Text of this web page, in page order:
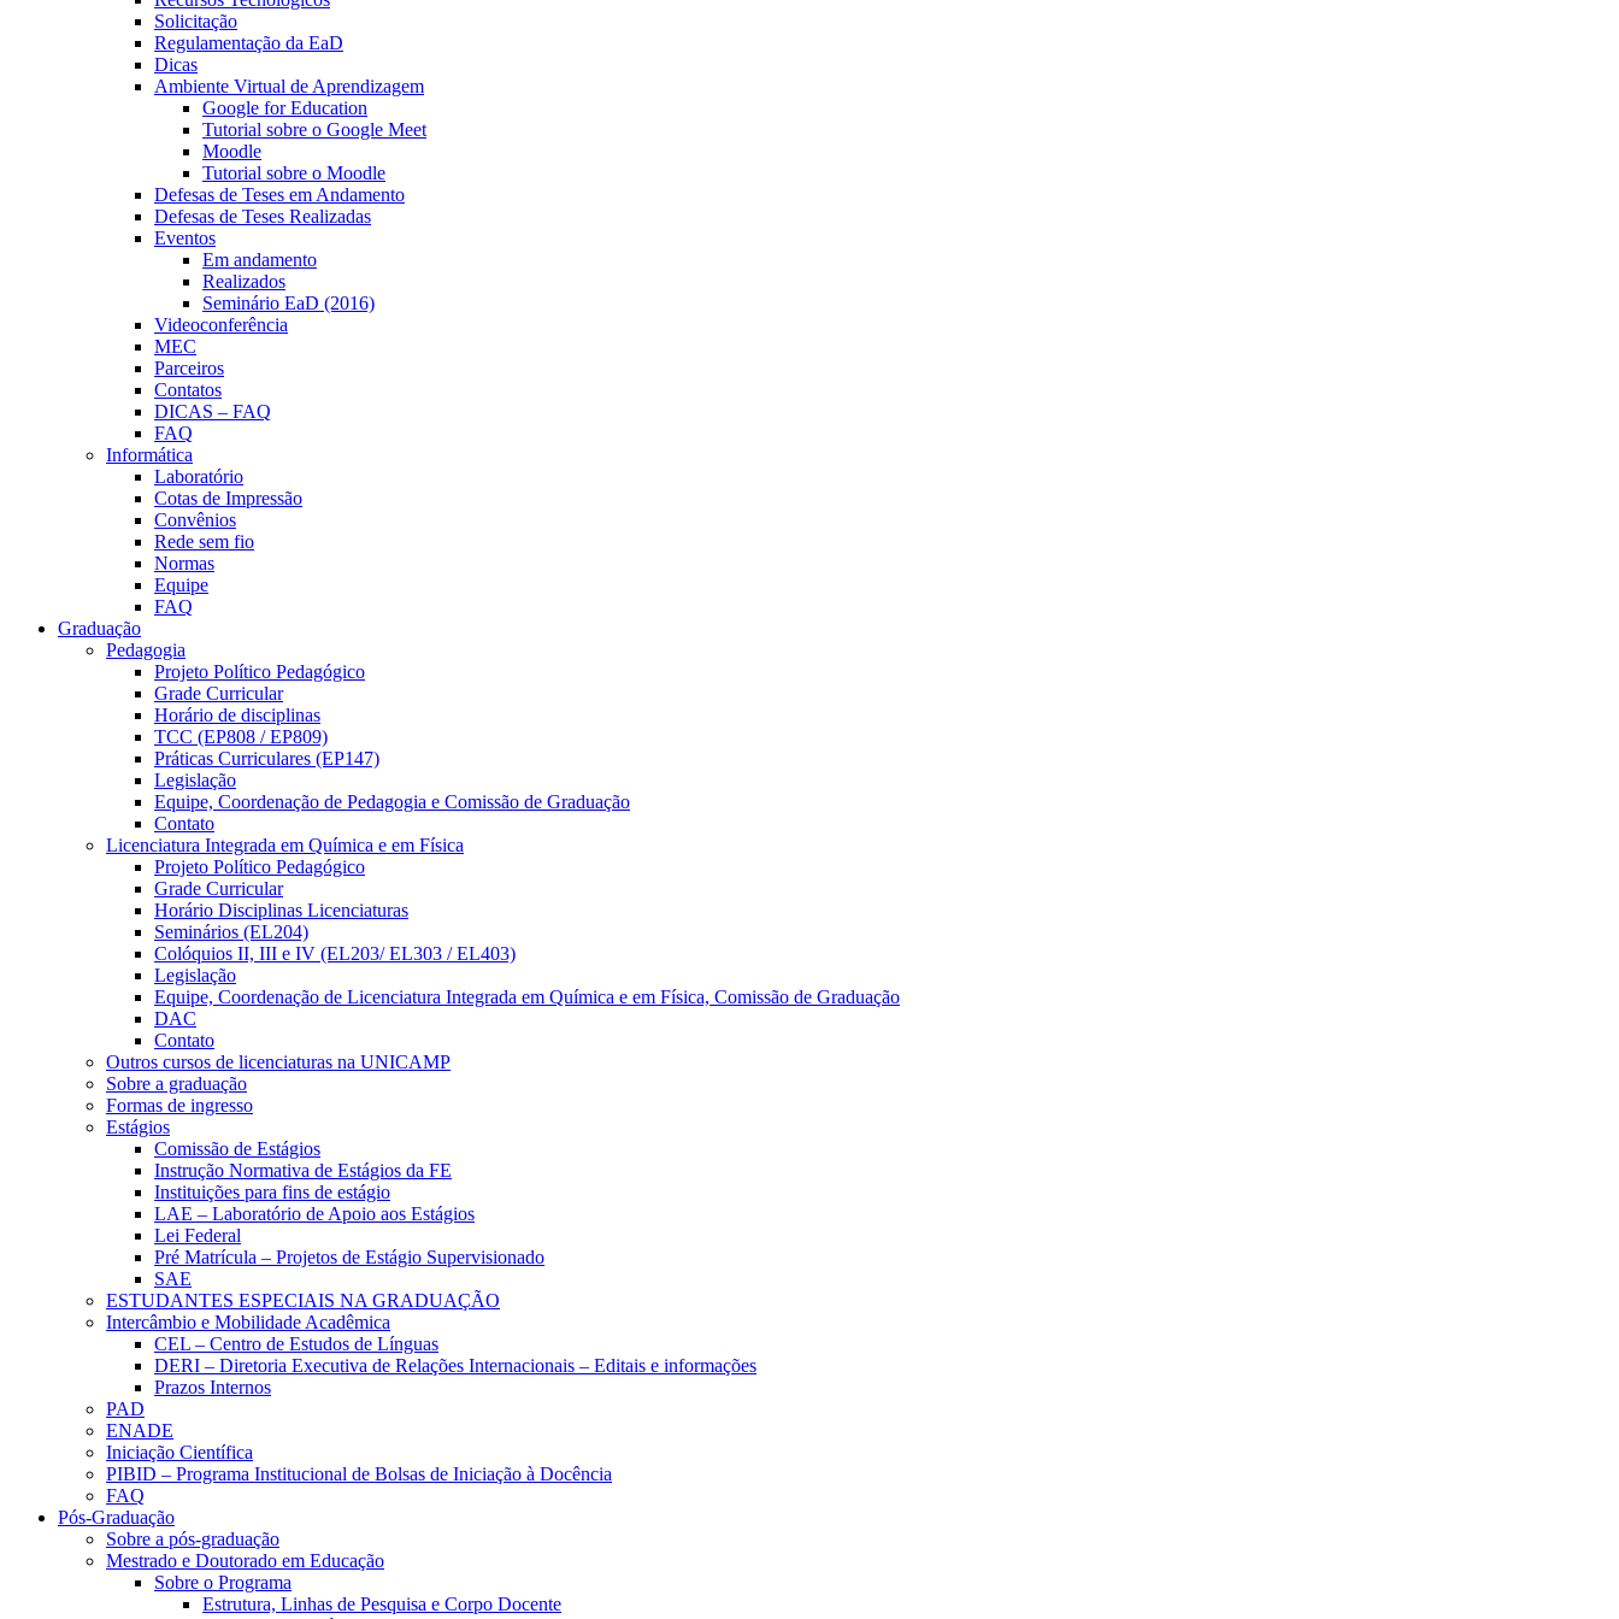
Solicitação
Regulamentação da EaD
Dicas
Ambiente Virtual de Aprendizagem
Google for Education
Tutorial sobre o Google Meet
Moodle
Tutorial sobre o Moodle
Defesas de Teses em Andamento
Defesas de Teses Realizadas
Eventos
Em andamento
Realizados
Seminário EaD (2016)
Videoconferência
MEC
Parceiros
Contatos
DICAS – FAQ
FAQ
Informática
Laboratório
Cotas de Impressão
Convênios
Rede sem fio
Normas
Equipe
FAQ
Graduação
Pedagogia
Projeto Político Pedagógico
Grade Curricular
Horário de disciplinas
TCC (EP808 / EP809)
Práticas Curriculares (EP147)
Legislação
Equipe, Coordenação de Pedagogia e Comissão de Graduação
Contato
Licenciatura Integrada em Química e em Física
Projeto Político Pedagógico
Grade Curricular
Horário Disciplinas Licenciaturas
Seminários (EL204)
Colóquios II, III e IV (EL203/ EL303 / EL403)
Legislação
Equipe, Coordenação de Licenciatura Integrada em Química e em Física, Comissão de Graduação
DAC
Contato
Outros cursos de licenciaturas na UNICAMP
Sobre a graduação
Formas de ingresso
Estágios
Comissão de Estágios
Instrução Normativa de Estágios da FE
Instituições para fins de estágio
LAE – Laboratório de Apoio aos Estágios
Lei Federal
Pré Matrícula – Projetos de Estágio Supervisionado
SAE
ESTUDANTES ESPECIAIS NA GRADUAÇÃO
Intercâmbio e Mobilidade Acadêmica
CEL – Centro de Estudos de Línguas
DERI – Diretoria Executiva de Relações Internacionais – Editais e informações
Prazos Internos
PAD
ENADE
Iniciação Científica
PIBID – Programa Institucional de Bolsas de Iniciação à Docência
FAQ
Pós-Graduação
Sobre a pós-graduação
Mestrado e Doutorado em Educação
Sobre o Programa
Estrutura, Linhas de Pesquisa e Corpo Docente